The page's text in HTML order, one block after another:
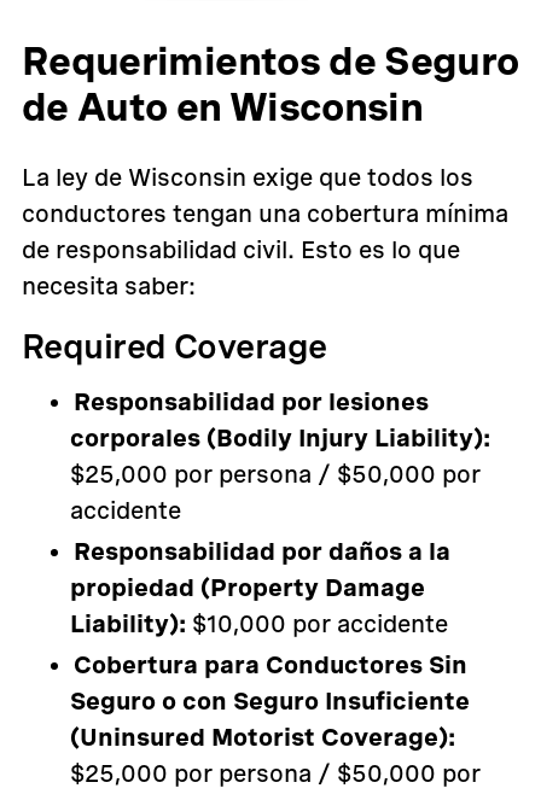
Requerimientos de Seguro
de Auto en Wisconsin
La ley de Wisconsin exige que todos los
conductores tengan una cobertura mínima
de responsabilidad civil. Esto es lo que
necesita saber:
Required Coverage
Responsabilidad por lesiones
corporales (Bodily Injury Liability):
$25,000 por persona / $50,000 por
accidente
Responsabilidad por daños a la
propiedad (Property Damage
Liability): $10,000 por accidente
Cobertura para Conductores Sin
Seguro o con Seguro Insuficiente
(Uninsured Motorist Coverage):
$25,000 por persona / $50,000 por